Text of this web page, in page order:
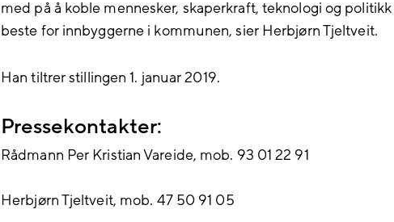
med på å koble mennesker, skaperkraft, teknologi og politikk
beste for innbyggerne i kommunen, sier Herbjørn Tjeltveit.
Han tiltrer stillingen 1. januar 2019.
Pressekontakter:
Rådmann Per Kristian Vareide, mob. 93 01 22 91
Herbjørn Tjeltveit, mob. 47 50 91 05